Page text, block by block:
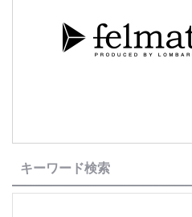
キーワード検索